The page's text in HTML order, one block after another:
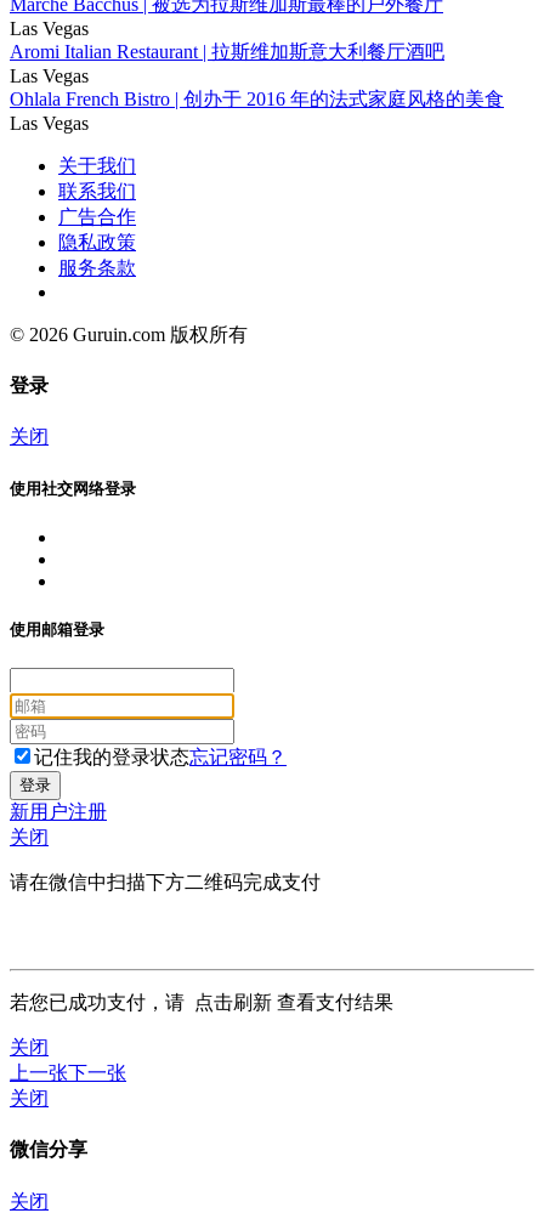
Las Vegas
Aromi Italian Restaurant | 拉斯维加斯意大利餐厅酒吧
Las Vegas
Ohlala French Bistro | 创办于 2016 年的法式家庭风格的美食
Las Vegas
关于我们
联系我们
广告合作
隐私政策
服务条款
© 2026 Guruin.com 版权所有
登录
关闭
使用社交网络登录
使用邮箱登录
记住我的登录状态忘记密码？
新用户注册
关闭
请在微信中扫描下方二维码完成支付
若您已成功支付，请 点击刷新 查看支付结果
关闭
上一张下一张
关闭
微信分享
关闭